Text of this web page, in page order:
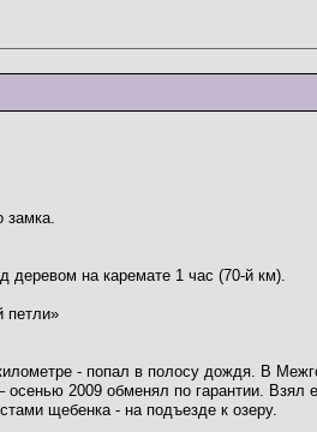
деревом на каремате 1 час (70-й км).
петли»
- попал в полосу дождя. В
2009 обменял по гарантии.
щебенка - на подъезде к озеру.